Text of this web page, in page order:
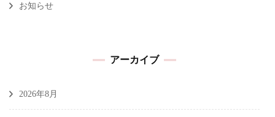
お知らせ
アーカイブ
2026年8月